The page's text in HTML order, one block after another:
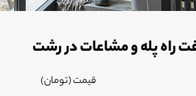
راه پله و مشاعات در رشت
قیمت (تومان)